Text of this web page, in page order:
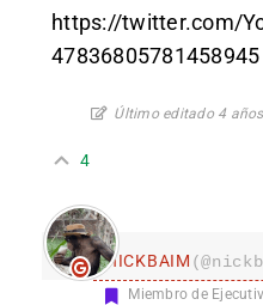
https://twitter.com/
47836805781458945
Último editado 4
4
nICKBAIM
Miembro de